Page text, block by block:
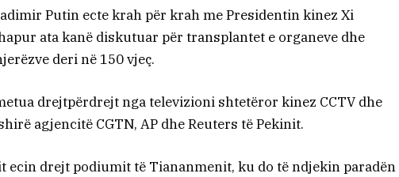
Putin ecte krah për krah me Presidentin kinez Xi
ata kanë diskutuar për transplantet e organeve dhe
deri në 150 vjeç.
drejtpërdrejt nga televizioni shtetëror kinez CCTV dhe
agjencitë CGTN, AP dhe Reuters të Pekinit.
ecin drejt podiumit të Tiananmenit, ku do të ndjekin paradën